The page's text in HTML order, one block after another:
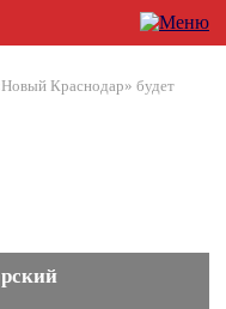
Краснодар» будет